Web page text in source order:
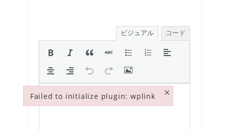
ビジュアル コード
Failed to initialize plugin: wplink ×
Failed to initialize plugin: wplink